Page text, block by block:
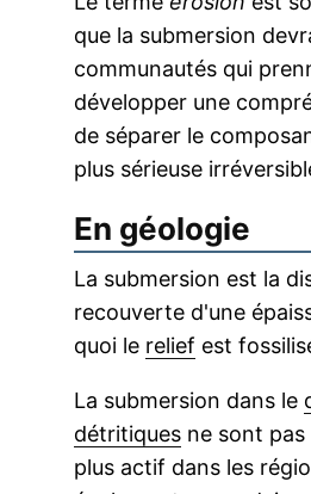
que la submersion
communautés qui
développer une
de séparer le
plus sérieuse
En géologie
La submersion est la
recouverte d'une
quoi le relief est
La submersion dans le
détritiques ne sont pas
plus actif dans les